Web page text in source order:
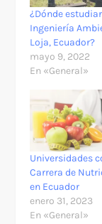
¿Dónde estudiar
Ingeniería
Loja, Ecuador?
mayo 9, 2022
En «General»
Universidades
Carrera de
en Ecuador
enero 31, 2023
En «General»